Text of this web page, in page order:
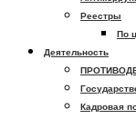
Реестры
По
Деятельность
Кадровая